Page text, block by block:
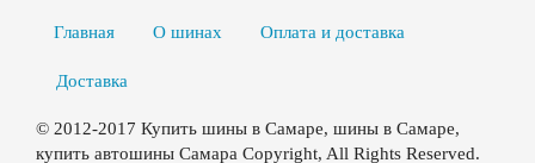
Главная О шинах Оплата и доставка
Доставка
© 2012-2017 Купить шины в Самаре, шины в Самаре,
купить автошины Самара Copyright, All Rights Reserved.